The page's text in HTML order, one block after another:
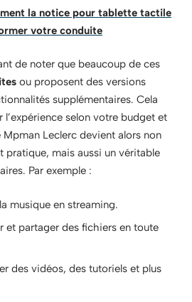
la notice pour tablette tactile
votre conduite
de noter que beaucoup de ces
ou proposent des versions
supplémentaires. Cela
l’expérience selon votre budget et
Leclerc devient alors non
pratique, mais aussi un véritable
Par exemple :
musique en streaming.
et partager des fichiers en toute
des vidéos, des tutoriels et plus